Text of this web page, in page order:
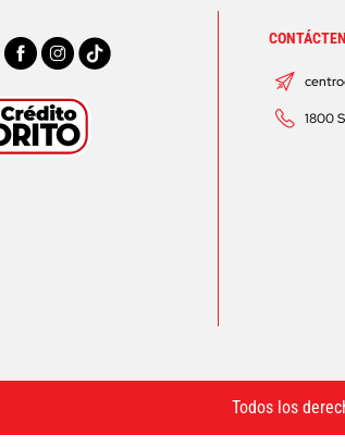
1800
Todos los